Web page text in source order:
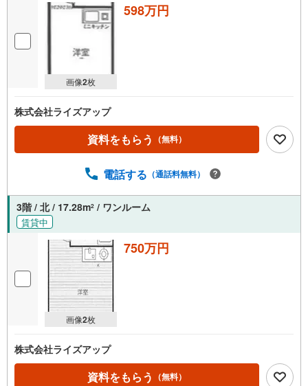
画像2枚
598万円
株式会社ライズアップ
資料をもらう （無料）
電話する （通話料無料）
3階 / 北 / 17.28m2 / ワンルーム
賃貸中
画像2枚
750万円
株式会社ライズアップ
資料をもらう （無料）